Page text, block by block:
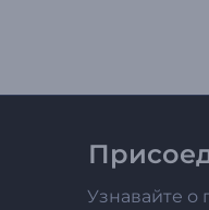
Узнавайте о